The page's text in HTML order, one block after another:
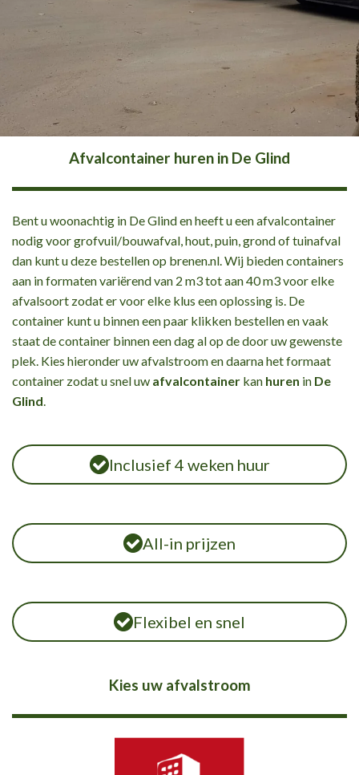
Afvalcontainer huren in De Glind
Bent u woonachtig in De Glind en heeft u een afvalcontainer
nodig voor grofvuil/bouwafval, hout, puin, grond of tuinafval
dan kunt u deze bestellen op brenen.nl. Wij bieden containers
aan in formaten variërend van 2 m3 tot aan 40 m3 voor elke
afvalsoort zodat er voor elke klus een oplossing is. De
container kunt u binnen een paar klikken bestellen en vaak
staat de container binnen een dag al op de door uw gewenste
plek. Kies hieronder uw afvalstroom en daarna het formaat
container zodat u snel uw afvalcontainer kan huren in De
Glind.
Inclusief 4 weken huur
All-in prijzen
Flexibel en snel
Kies uw afvalstroom